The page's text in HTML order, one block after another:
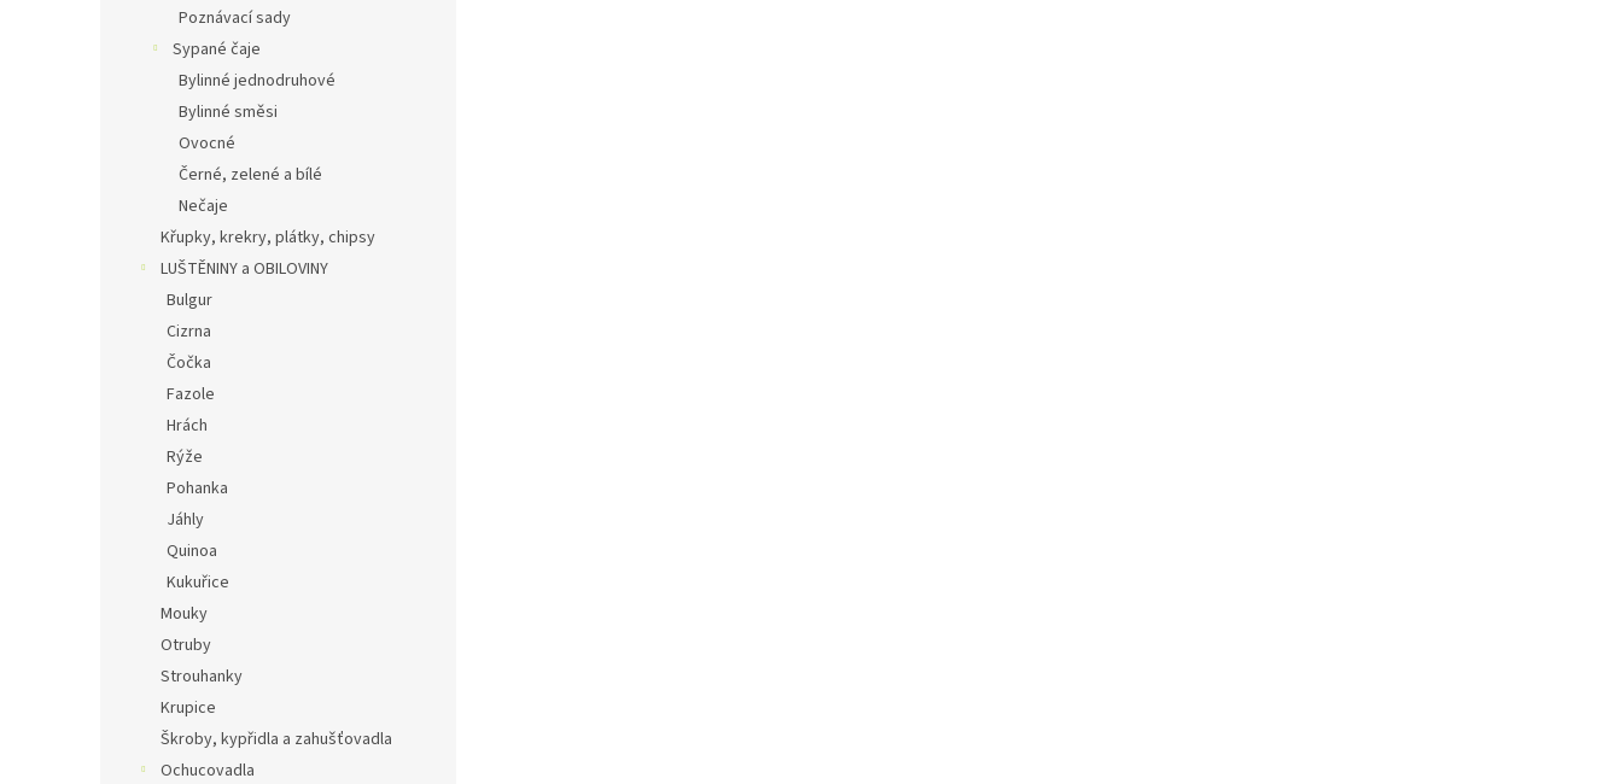
Poznávací sady
Sypané čaje
Bylinné jednodruhové
Bylinné směsi
Ovocné
Černé, zelené a bílé
Nečaje
Křupky, krekry, plátky, chipsy
LUŠTĚNINY a OBILOVINY
Bulgur
Cizrna
Čočka
Fazole
Hrách
Rýže
Pohanka
Jáhly
Quinoa
Kukuřice
Mouky
Otruby
Strouhanky
Krupice
Škroby, kypřidla a zahušťovadla
Ochucovadla